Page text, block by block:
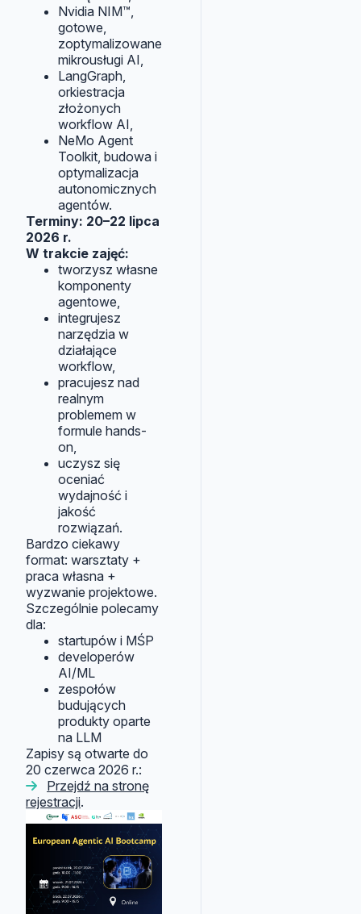
Nvidia NIM™,
gotowe,
zoptymalizowane
mikrousługi AI,
LangGraph,
orkiestracja
złożonych
workflow AI,
NeMo Agent
Toolkit, budowa i
optymalizacja
autonomicznych
agentów.
Terminy: 20–22 lipca
2026 r.
W trakcie zajęć:
tworzysz własne
komponenty
agentowe,
integrujesz
narzędzia w
działające
workflow,
pracujesz nad
realnym
problemem w
formule hands-
on,
uczysz się
oceniać
wydajność i
jakość
rozwiązań.
Bardzo ciekawy
format: warsztaty +
praca własna +
wyzwanie projektowe.
Szczególnie polecamy
dla:
startupów i MŚP
developerów
AI/ML
zespołów
budujących
produkty oparte
na LLM
Zapisy są otwarte do
20 czerwca 2026 r.:
Przejdź na stronę
rejestracji.